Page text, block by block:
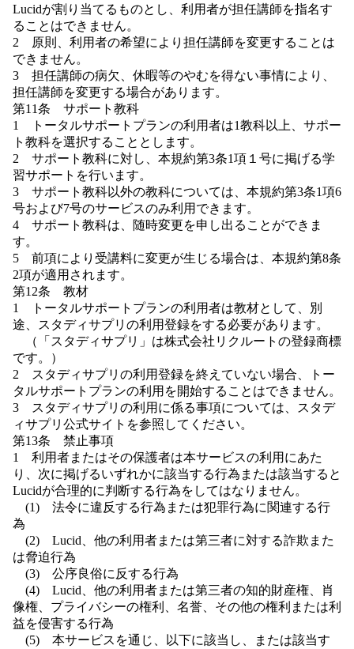
Lucidが割り当てるものとし、利用者が担任講師を指名す
ることはできません。
2 原則、利用者の希望により担任講師を変更することは
できません。
3 担任講師の病欠、休暇等のやむを得ない事情により、
担任講師を変更する場合があります。
第11条 サポート教科
1 トータルサポートプランの利用者は1教科以上、サポー
ト教科を選択することとします。
2 サポート教科に対し、本規約第3条1項１号に掲げる学
習サポートを行います。
3 サポート教科以外の教科については、本規約第3条1項6
号および7号のサービスのみ利用できます。
4 サポート教科は、随時変更を申し出ることができま
す。
5 前項により受講料に変更が生じる場合は、本規約第8条
2項が適用されます。
第12条 教材
1 トータルサポートプランの利用者は教材として、別
途、スタディサプリの利用登録をする必要があります。
（「スタディサプリ」は株式会社リクルートの登録商標
です。）
2 スタディサプリの利用登録を終えていない場合、トー
タルサポートプランの利用を開始することはできません。
3 スタディサプリの利用に係る事項については、スタデ
ィサプリ公式サイトを参照してください。
第13条 禁止事項
1 利用者またはその保護者は本サービスの利用にあた
り、次に掲げるいずれかに該当する行為または該当すると
Lucidが合理的に判断する行為をしてはなりません。
(1) 法令に違反する行為または犯罪行為に関連する行
為
(2) Lucid、他の利用者または第三者に対する詐欺また
は脅迫行為
(3) 公序良俗に反する行為
(4) Lucid、他の利用者または第三者の知的財産権、肖
像権、プライバシーの権利、名誉、その他の権利または利
益を侵害する行為
(5) 本サービスを通じ、以下に該当し、または該当す